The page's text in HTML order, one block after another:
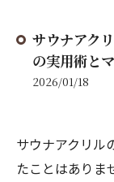
サウナアク
の実用術と
2026/01/18
サウナアクリル
たことはありま